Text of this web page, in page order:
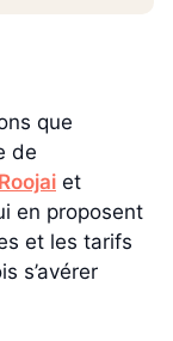
que
de
Roojai et
en proposent
et les tarifs
s’avérer